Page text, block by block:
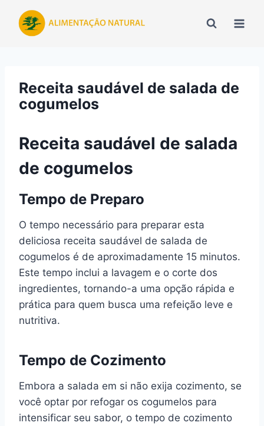
para
Receita saudável de salada de
cogumelos
Receita saudável de salada
de cogumelos
Tempo de Preparo
O tempo necessário para preparar esta
deliciosa receita saudável de salada de
cogumelos é de aproximadamente 15 minutos.
Este tempo inclui a lavagem e o corte dos
ingredientes, tornando-a uma opção rápida e
prática para quem busca uma refeição leve e
nutritiva.
Tempo de Cozimento
Embora a salada em si não exija cozimento, se
você optar por refogar os cogumelos para
intensificar seu sabor, o tempo de cozimento